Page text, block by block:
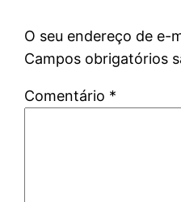
O seu endereço de e-
Campos obrigatórios
Comentário *